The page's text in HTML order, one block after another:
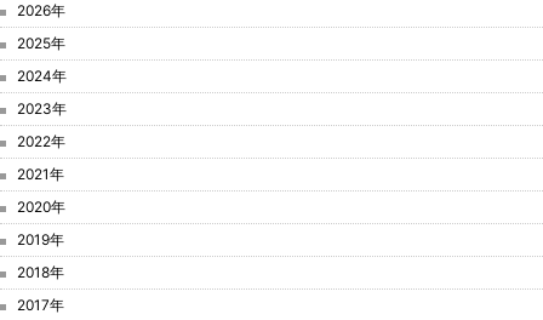
2026年
2025年
2024年
2023年
2022年
2021年
2020年
2019年
2018年
2017年